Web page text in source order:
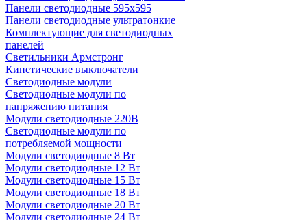
Панели светодиодные 595х595
Панели светодиодные ультратонкие
Комплектующие для светодиодных
панелей
Светильники Армстронг
Кинетические выключатели
Светодиодные модули
Светодиодные модули по
напряжению питания
Модули светодиодные 220В
Светодиодные модули по
потребляемой мощности
Модули светодиодные 8 Вт
Модули светодиодные 12 Вт
Модули светодиодные 15 Вт
Модули светодиодные 18 Вт
Модули светодиодные 20 Вт
Модули светодиодные 24 Вт